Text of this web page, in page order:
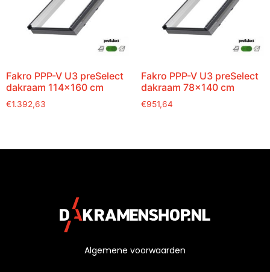
Fakro PPP-V U3 preSelect
dakraam 114×160 cm
€1.392,63
Fakro PPP-V U3 preSelect
dakraam 78×140 cm
€951,64
Algemene voorwaarden